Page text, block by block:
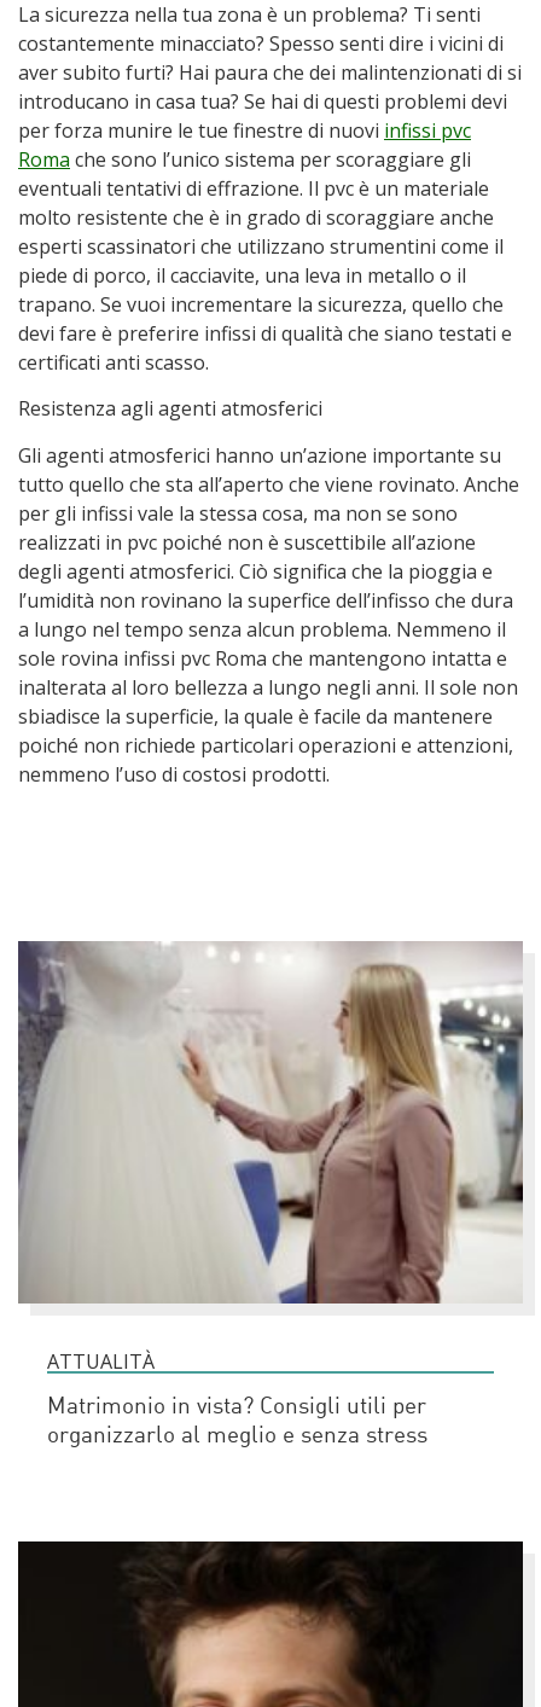
La sicurezza nella tua zona è un problema? Ti senti
costantemente minacciato? Spesso senti dire i vicini di
aver subito furti? Hai paura che dei malintenzionati di si
introducano in casa tua? Se hai di questi problemi devi
per forza munire le tue finestre di nuovi infissi pvc
Roma che sono l’unico sistema per scoraggiare gli
eventuali tentativi di effrazione. Il pvc è un materiale
molto resistente che è in grado di scoraggiare anche
esperti scassinatori che utilizzano strumentini come il
piede di porco, il cacciavite, una leva in metallo o il
trapano. Se vuoi incrementare la sicurezza, quello che
devi fare è preferire infissi di qualità che siano testati e
certificati anti scasso.
Resistenza agli agenti atmosferici
Gli agenti atmosferici hanno un’azione importante su
tutto quello che sta all’aperto che viene rovinato. Anche
per gli infissi vale la stessa cosa, ma non se sono
realizzati in pvc poiché non è suscettibile all’azione
degli agenti atmosferici. Ciò significa che la pioggia e
l’umidità non rovinano la superfice dell’infisso che dura
a lungo nel tempo senza alcun problema. Nemmeno il
sole rovina infissi pvc Roma che mantengono intatta e
inalterata al loro bellezza a lungo negli anni. Il sole non
sbiadisce la superficie, la quale è facile da mantenere
poiché non richiede particolari operazioni e attenzioni,
nemmeno l’uso di costosi prodotti.
ATTUALITÀ
Matrimonio in vista? Consigli utili per
organizzarlo al meglio e senza stress